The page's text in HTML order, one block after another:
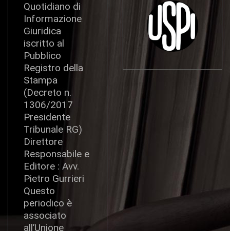
Quotidiano di
Informazione
Giuridica
iscritto al
Pubblico
Registro della
Stampa
(Decreto n.
1306/2017
Presidente
Tribunale RG)
Direttore
Responsabile e
Editore : Avv.
Pietro Gurrieri
Questo
periodico è
associato
all’Unione